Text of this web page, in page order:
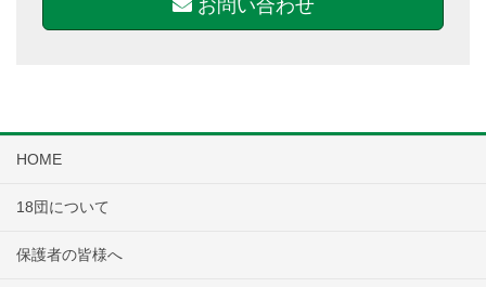
お問い合わせ
HOME
18団について
保護者の皆様へ